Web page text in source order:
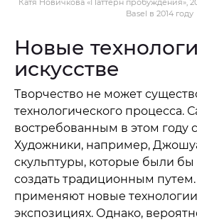
Basel в 2014 году
Новые
искусстве
Творчество не может
технологического процесса.
востребованным в этом году
Художники, например,
скульптуры, которые были
создать традиционным
применяют новые
экспозициях. Однако,